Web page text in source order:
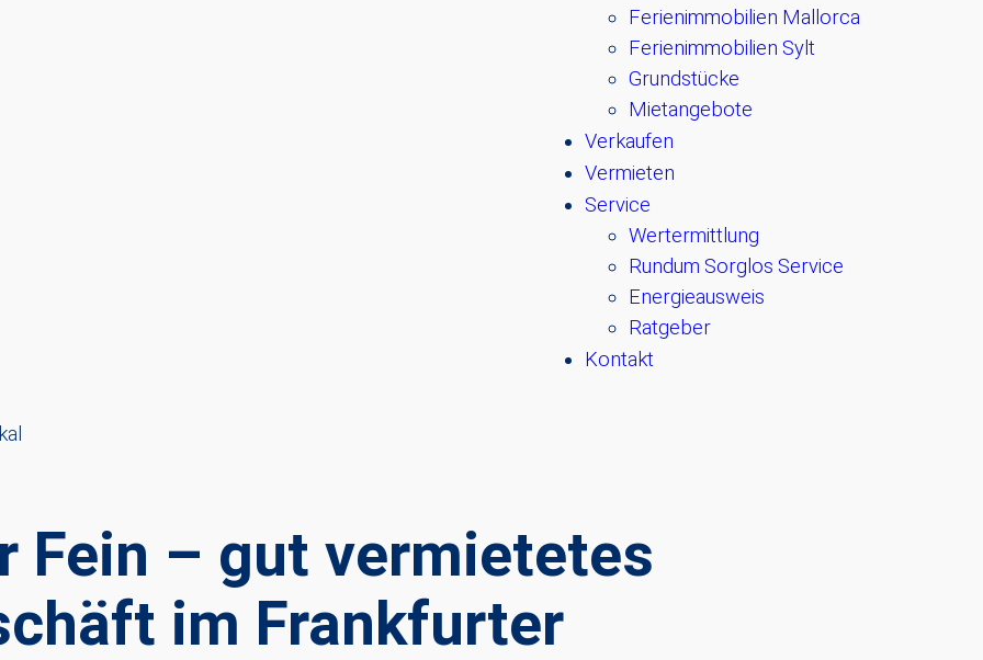
Ferienimmobilien Mallorca
Ferienimmobilien Sylt
Grundstücke
Mietangebote
Verkaufen
Vermieten
Service
Wertermittlung
Rundum Sorglos Service
Energieausweis
Ratgeber
Kontakt
Fein – gut vermietetes
im Frankfurter